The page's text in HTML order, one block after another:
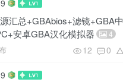
汇总+GBAbios+滤镜+GBA中
安卓GBA汉化模拟器
4
12 0